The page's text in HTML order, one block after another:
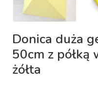
Donica duża
50cm z
żółta